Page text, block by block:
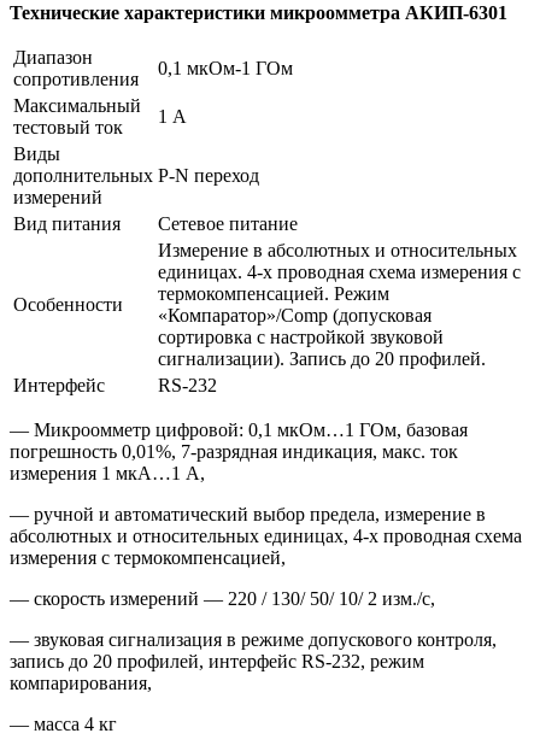
Технические характеристики микроомметра АКИП-6301
Диапазон
сопротивления
0,1 мкОм-1 ГОм
Максимальный
тестовый ток
1 А
Виды
дополнительных
измерений
P-N переход
Вид питания Сетевое питание
Особенности
Измерение в абсолютных и относительных
единицах. 4-х проводная схема измерения с
термокомпенсацией. Режим
«Компаратор»/Comp (допусковая
сортировка с настройкой звуковой
сигнализации). Запись до 20 профилей.
Интерфейс
RS-232
— Микроомметр цифровой: 0,1 мкОм…1 ГОм, базовая
погрешность 0,01%, 7-разрядная индикация, макс. ток
измерения 1 мкА…1 А,
— ручной и автоматический выбор предела, измерение в
абсолютных и относительных единицах, 4-х проводная схема
измерения с термокомпенсацией,
— скорость измерений — 220 / 130/ 50/ 10/ 2 изм./с,
— звуковая сигнализация в режиме допускового контроля,
запись до 20 профилей, интерфейс RS-232, режим
компарирования,
— масса 4 кг